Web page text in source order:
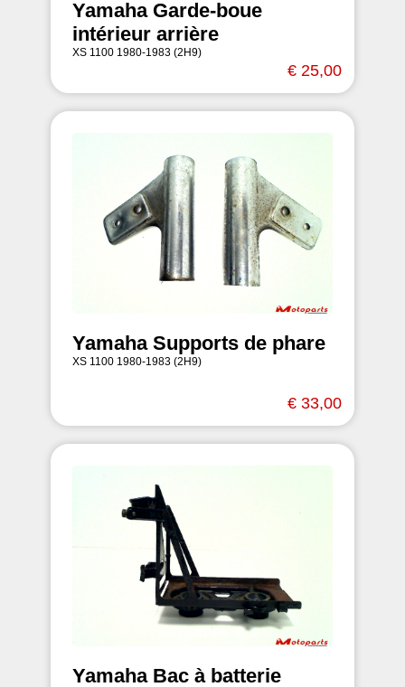
Yamaha Garde-boue
intérieur arrière
XS 1100 1980-1983 (2H9)
€ 25,00
Yamaha Supports de phare
XS 1100 1980-1983 (2H9)
€ 33,00
Yamaha Bac à batterie